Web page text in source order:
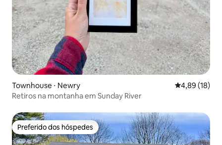
Townhouse ⋅ Newry 4,89 de uma
4,89 (18)
Retiros na montanha em Sunday River
Preferido dos hóspedes
Preferido dos hóspedes